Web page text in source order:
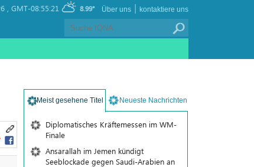
, GMT-08:55:21 8.99° kontaktiere uns
|
Über uns
Meist gesehene Titel Neueste Nachrichten
Diplomatisches Kräftemessen im WM-
Finale
Ansarallah im Jemen kündigt
Seeblockade gegen Saudi-Arabien an